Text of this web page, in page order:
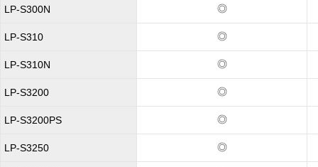
LP-S300N ◎
LP-S310 ◎
LP-S310N ◎
LP-S3200 ◎
LP-S3200PS ◎
LP-S3250 ◎